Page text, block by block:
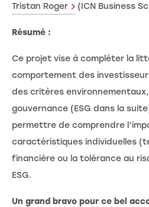
Tristan Roger
(ICN Business
Résumé :
Ce projet vise à compléter la
comportement des
des critères
gouvernance (ESG dans la
permettre de comprendre
caractéristiques individuelles
financière ou la tolérance au
ESG.
Un grand bravo pour ce bel